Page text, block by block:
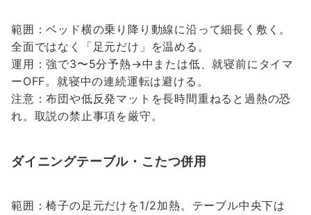
範囲：ベッド横の乗り降り動線に沿って細長く敷く。
全面ではなく「足元だけ」を温める。
運用：強で3〜5分予熱→中または低、就寝前にタイマ
ーOFF。就寝中の連続運転は避ける。
注意：布団や低反発マットを長時間重ねると過熱の恐
れ。取説の禁止事項を厳守。
ダイニングテーブル・こたつ併用
範囲：椅子の足元だけを1/2加熱。テーブル中央下は